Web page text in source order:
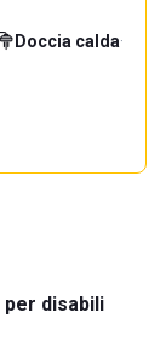
Doccia calda·
disabili